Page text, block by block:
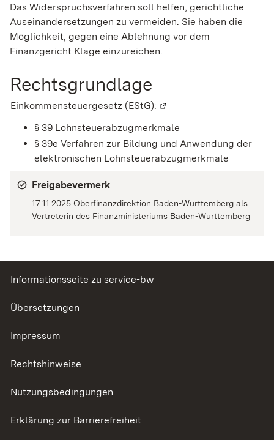
Das Widerspruchsverfahren soll helfen, gerichtliche
Auseinandersetzungen zu vermeiden. Sie haben die
Möglichkeit, gegen eine Ablehnung vor dem
Finanzgericht Klage einzureichen.
Rechtsgrundlage
Einkommensteuergesetz (EStG): (Wird in einem neuen
§ 39 Lohnsteuerabzugmerkmale
§ 39e Verfahren zur Bildung und Anwendung der
elektronischen Lohnsteuerabzugmerkmale
Freigabevermerk
17.11.2025 Oberfinanzdirektion Baden-Württemberg als
Vertreterin des Finanzministeriums Baden-Württemberg
Informationsseite zu service-bw
Übersetzungen
Impressum
Rechtshinweise
Nutzungsbedingungen
Erklärung zur Barrierefreiheit